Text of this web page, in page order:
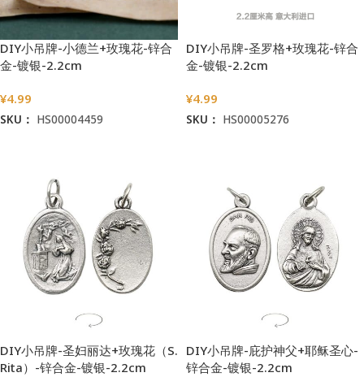
DIY小吊牌-小德兰+玫瑰花-锌合
金-镀银-2.2cm
¥4.99
SKU： HS00004459
DIY小吊牌-圣罗格+玫瑰花-锌合
金-镀银-2.2cm
¥4.99
SKU： HS00005276
DIY小吊牌-圣妇丽达+玫瑰花（S.
Rita）-锌合金-镀银-2.2cm
DIY小吊牌-庇护神父+耶稣圣心-
锌合金-镀银-2.2cm